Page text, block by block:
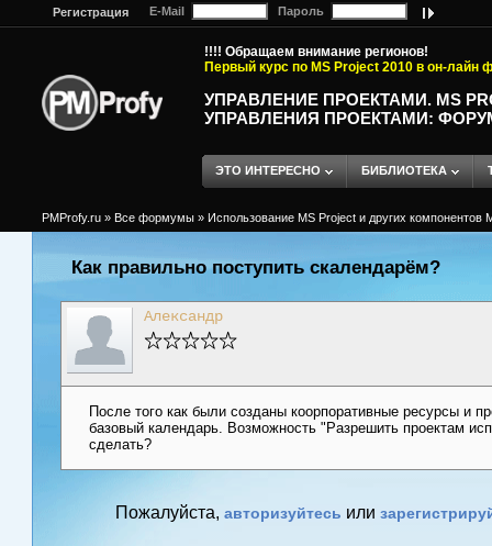
Регистрация E-Mail Пароль
!!!! Обращаем внимание регионов!
Первый курс по MS Project 2010 в он-лайн
УПРАВЛЕНИЕ ПРОЕКТАМИ. MS
УПРАВЛЕНИЯ ПРОЕКТАМИ:
ЭТО ИНТЕРЕСНО БИБЛИОТЕКА
PMProfy.ru » Все формумы » Использование MS Project и других компонентов
Как правильно поступить скалендарём?
Александр
После того как были созданы коорпоративные ресурсы и
базовый календарь. Возможность "Разрешить проектам
сделать?
Пожалуйста, авторизуйтесь или